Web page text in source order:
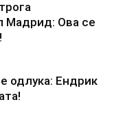
Мадрид: Ова се
одлука: Ендрик